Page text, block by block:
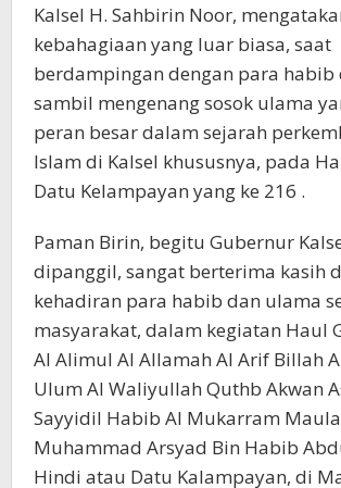
Kalsel H. Sahbirin Noor,
kebahagiaan yang luar biasa, saat
berdampingan dengan para habib
sambil mengenang sosok ulama
peran besar dalam sejarah
Islam di Kalsel khususnya, pada
Datu Kelampayan yang ke 216 .
Paman Birin, begitu Gubernur
dipanggil, sangat berterima kasih
kehadiran para habib dan ulama
masyarakat, dalam kegiatan Haul
Al Alimul Al Allamah Al Arif Billah
Ulum Al Waliyullah Quthb Akwan
Sayyidil Habib Al Mukarram
Muhammad Arsyad Bin Habib
Hindi atau Datu Kalampayan, di